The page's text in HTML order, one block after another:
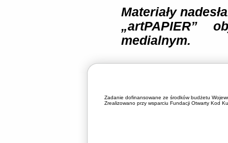
Materiały
„artPAPIER”
medialnym.
Zadanie dofinansowane ze środków budżetu
Zrealizowano przy wsparciu Fundacji Otwarty Kod